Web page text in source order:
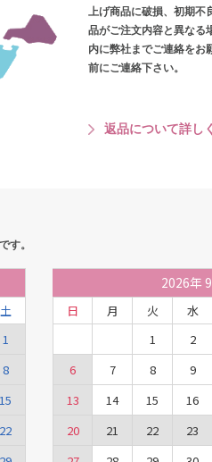
上げ商品に破損、初期不
品がご注文内容と異なる
内に弊社までご連絡をお
前にご連絡下さい。
返品について詳し
す。
土
1
8
15
22
2026年
日 月 火 水
1
2
6
7 8 9
13
14 15 16
20
21 22 23